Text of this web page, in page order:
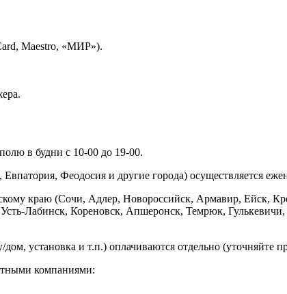
Maestro, «МИР»).
в будни с 10-00 до 19-00.
Феодосия и другие города) осуществляется
краю (Сочи, Адлер, Новороссийск, Армавир, Ейск,
Лабинск, Кореновск, Апшеронск, Темрюк,
установка и т.п.) оплачиваются отдельно (уточняйте
компаниями: